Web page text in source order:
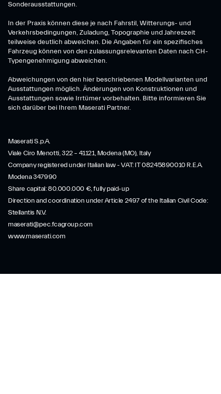
Sonderausstattungen.
In der Praxis können diese je nach Fahrstil, Witterungs- und
Verkehrsbedingungen, Zuladung, Topographie und Jahreszeit
teilweise deutlich abweichen. Die Angaben für ein spezifisches
Fahrzeug können von den zulassungsrelevanten Daten nach CH-
Typengenehmigung abweichen.
Abweichungen von den hier beschriebenen Modellvarianten und
Ausstattungen möglich. Änderungen von Konstruktionen und
Ausstattungen sowie Irrtümer vorbehalten. Bitte informieren Sie
sich darüber bei Ihrem Maserati Partner.
Maserati S.p.A.
Viale Ciro Menotti, 322 – 41121, Modena (MO), Italy
Company registered under Italian law - VAT: IT 08245890010 R.E.A.
Modena 347990
Share capital: 80.000.000 €, fully paid-up
Direction and coordination under Article 2497 of the Italian Civil Code:
Stellantis N.V.
maserati@pec.fcagroup.com
www.maserati.com